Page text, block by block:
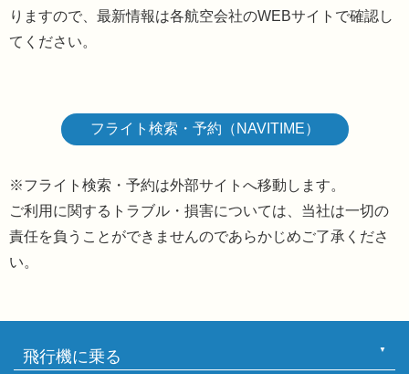
りますので、最新情報は各航空会社のWEBサイトで確認し
てください。
フライト検索・予約（NAVITIME）
※フライト検索・予約は外部サイトへ移動します。
ご利用に関するトラブル・損害については、当社は一切の
責任を負うことができませんのであらかじめご了承くださ
い。
飛行機に乗る